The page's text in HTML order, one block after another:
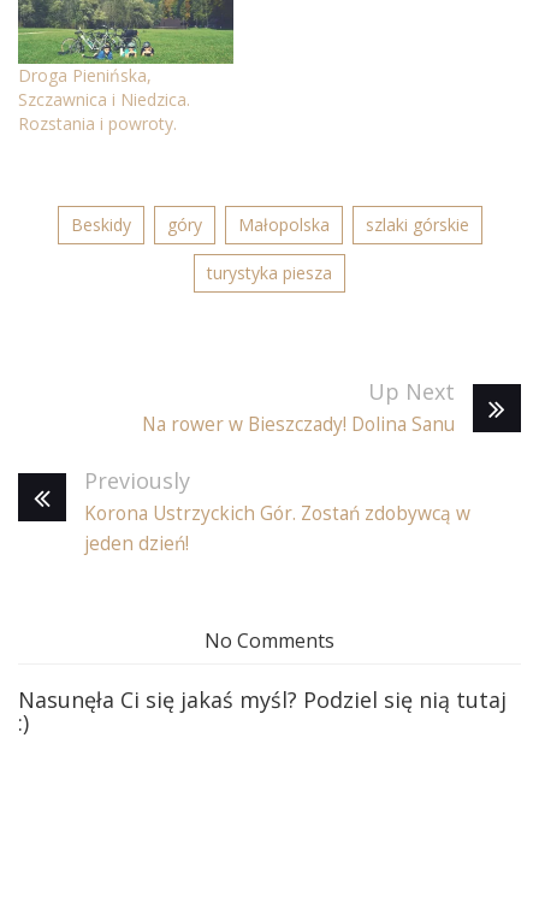
Droga Pienińska,
Szczawnica i Niedzica.
Rozstania i powroty.
Beskidy góry Małopolska szlaki górskie
turystyka piesza
Up Next
Na rower w Bieszczady! Dolina Sanu
Previously
Korona Ustrzyckich Gór. Zostań zdobywcą w
jeden dzień!
No Comments
Nasunęła Ci się jakaś myśl? Podziel się nią tutaj
:)